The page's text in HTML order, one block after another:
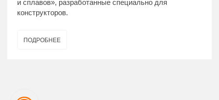
и сплавов», разработанные специально для
конструкторов.
ПОДРОБНЕЕ